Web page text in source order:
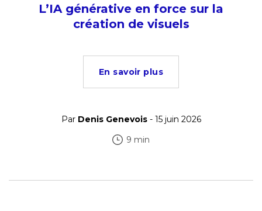
L’IA générative en force sur la
création de visuels
En savoir plus
Par Denis Genevois- 15 juin 2026
9 min